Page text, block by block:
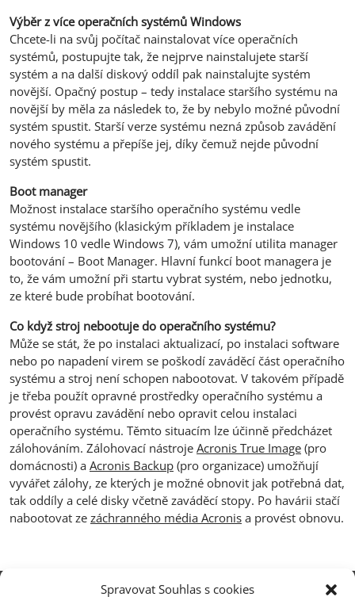
Spravovat Souhlas s cookies
Výběr z více operačních systémů Windows
Chcete-li na svůj počítač nainstalovat více operačních
systémů, postupujte tak, že nejprve nainstalujete starší
systém a na další diskový oddíl pak nainstalujte systém
novější. Opačný postup – tedy instalace staršího systému na
novější by měla za následek to, že by nebylo možné původní
systém spustit. Starší verze systému nezná způsob zavádění
nového systému a přepíše jej, díky čemuž nejde původní
systém spustit.
Boot manager
Možnost instalace staršího operačního systému vedle
systému novějšího (klasickým příkladem je instalace
Windows 10 vedle Windows 7), vám umožní utilita manager
bootování – Boot Manager. Hlavní funkcí boot managera je
to, že vám umožní při startu vybrat systém, nebo jednotku,
ze které bude probíhat bootování.
Co když stroj nebootuje do operačního systému?
Může se stát, že po instalaci aktualizací, po instalaci software
nebo po napadení virem se poškodí zaváděcí část operačního
systému a stroj není schopen nabootovat. V takovém případě
je třeba použít opravné prostředky operačního systému a
provést opravu zavádění nebo opravit celou instalaci
operačního systému. Těmto situacím lze účinně předcházet
zálohováním. Zálohovací nástroje Acronis True Image (pro
domácnosti) a Acronis Backup (pro organizace) umožňují
vyvářet zálohy, ze kterých je možné obnovit jak potřebná dat,
tak oddíly a celé disky včetně zaváděcí stopy. Po havárii stačí
nabootovat ze záchranného média Acronis a provést obnovu.